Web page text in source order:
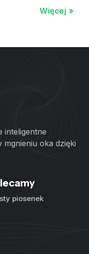
Więcej »
inteligentne
mgnieniu oka dzięki
piosenek